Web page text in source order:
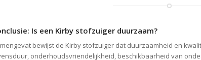
Is een Kirby stofzuiger duurzaam?
bewijst de Kirby stofzuiger dat duurzaamheid en
onderhoudsvriendelijkheid, beschikbaarheid van